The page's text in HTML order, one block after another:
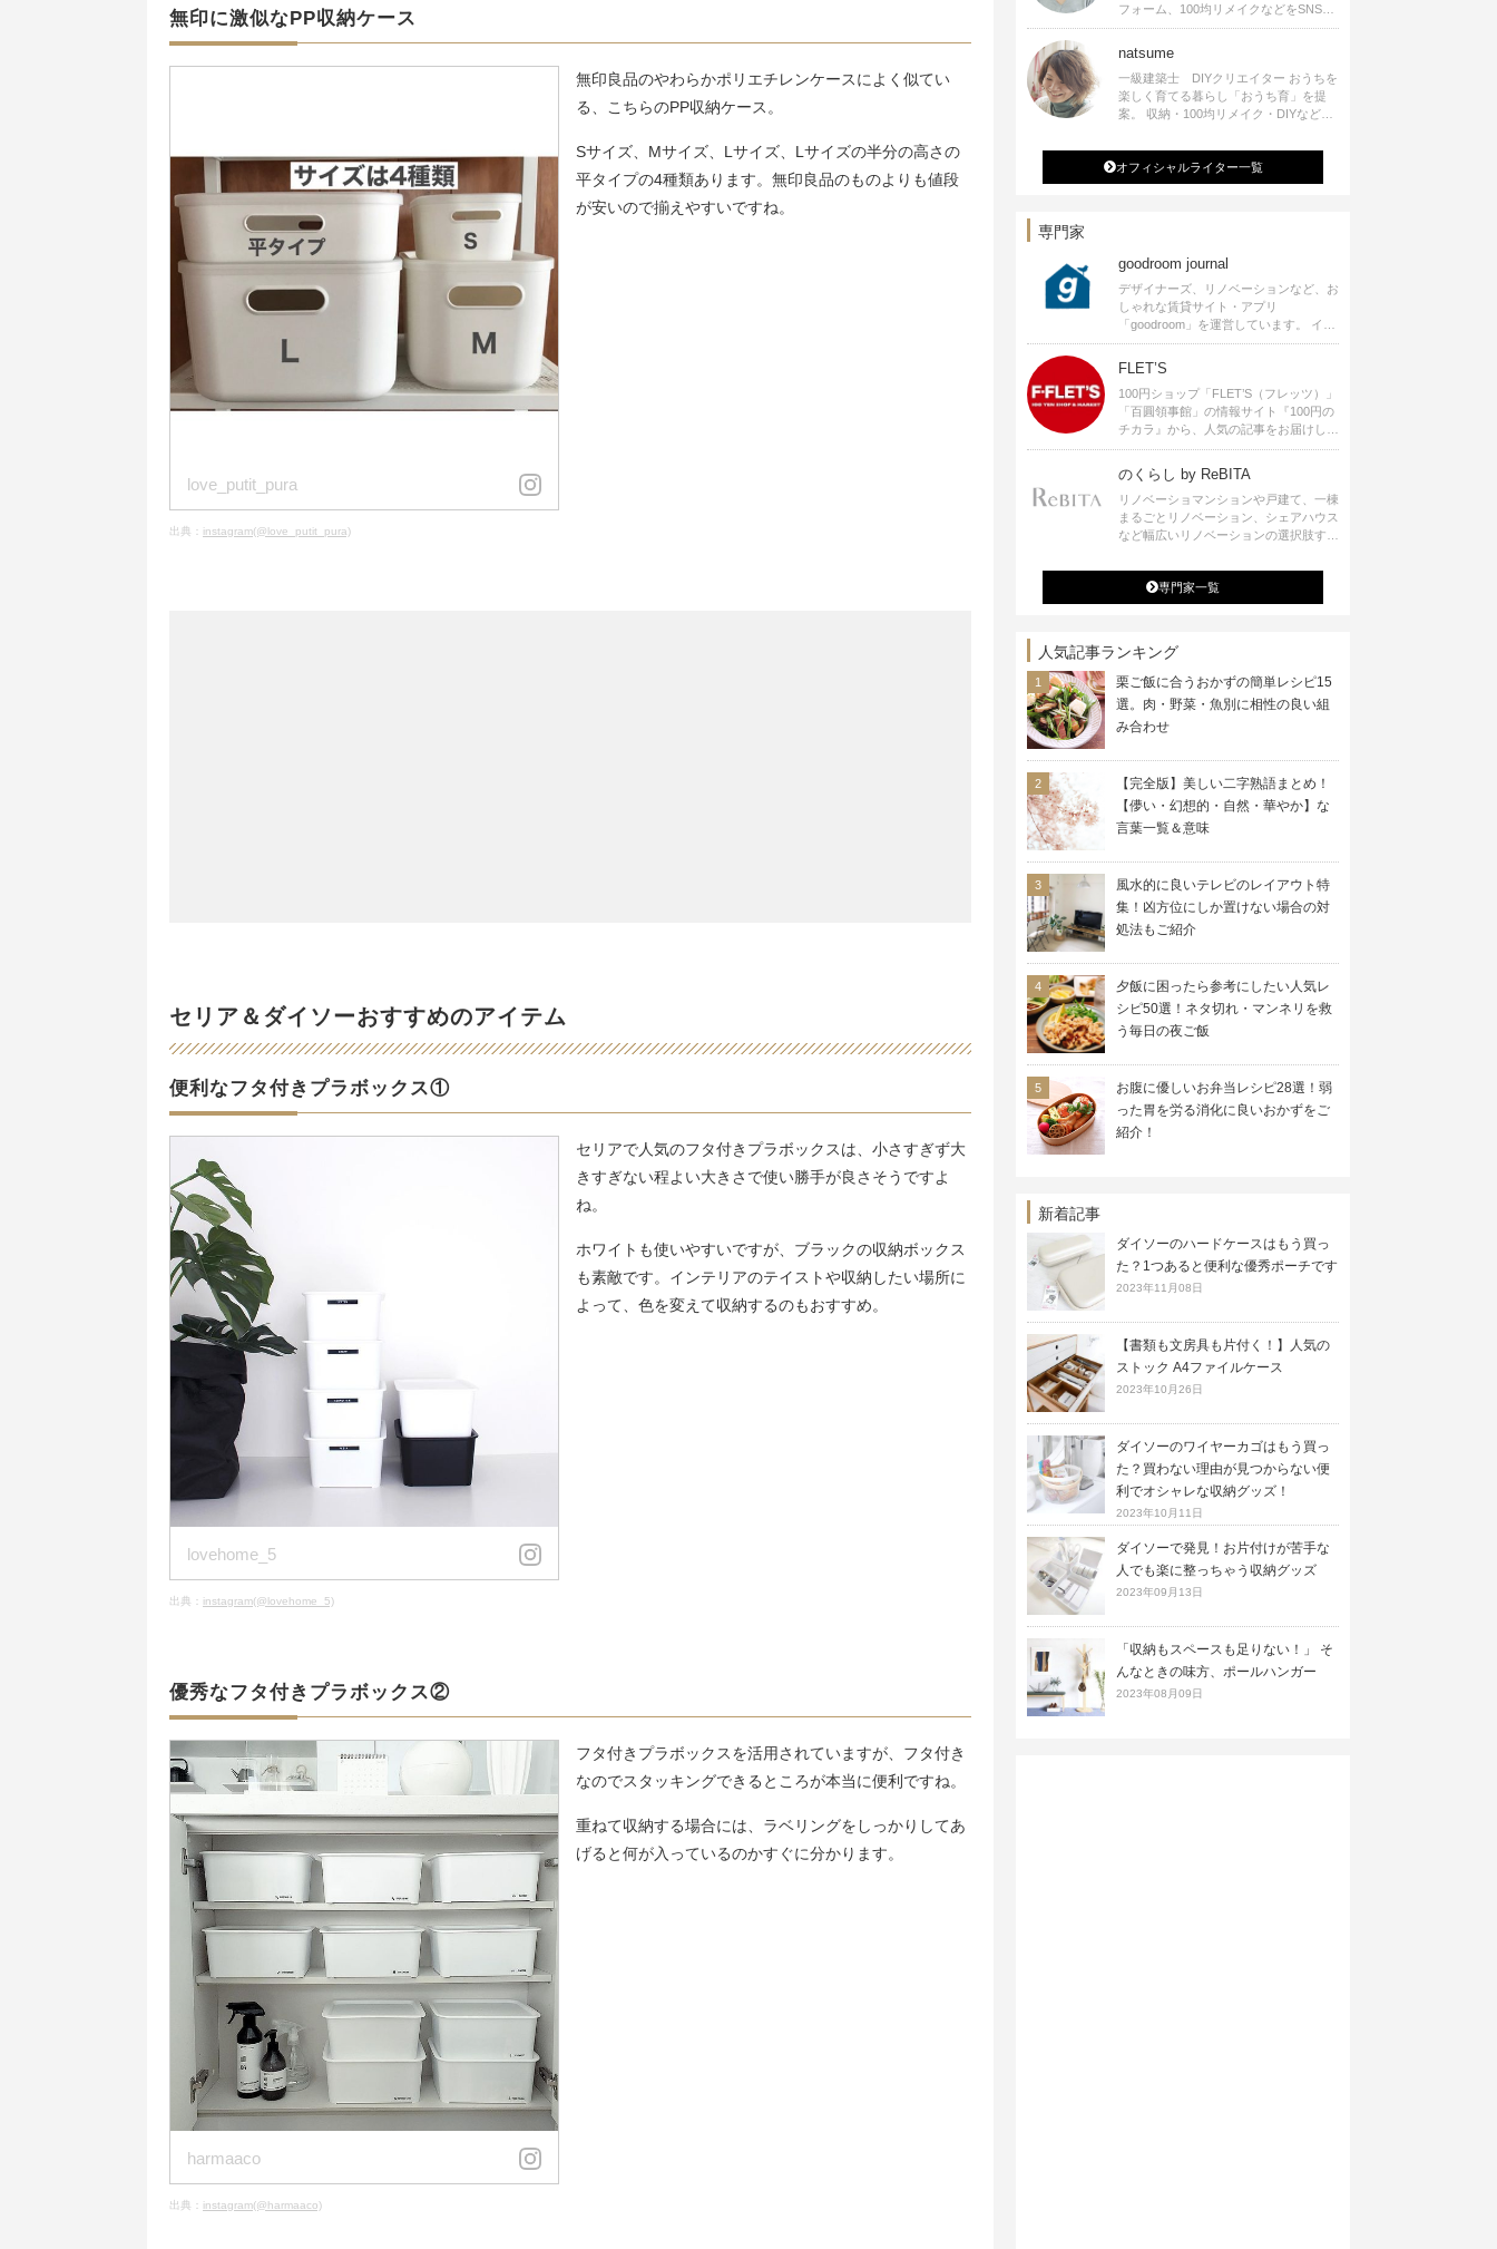
無印に激似なPP収納ケース
love_putit_pura
出典： instagram(@love_putit_pura)
無印良品のやわらかポリエチレンケースによく似てい
る、こちらのPP収納ケース。
Sサイズ、Mサイズ、Lサイズ、Lサイズの半分の高さの
平タイプの4種類あります。無印良品のものよりも値段
が安いので揃えやすいですね。
セリア＆ダイソーおすすめのアイテム
便利なフタ付きプラボックス①
lovehome_5
出典： instagram(@lovehome_5)
セリアで人気のフタ付きプラボックスは、小さすぎず大
きすぎない程よい大きさで使い勝手が良さそうですよ
ね。
ホワイトも使いやすいですが、ブラックの収納ボックス
も素敵です。インテリアのテイストや収納したい場所に
よって、色を変えて収納するのもおすすめ。
優秀なフタ付きプラボックス②
harmaaco
出典： instagram(@harmaaco)
フタ付きプラボックスを活用されていますが、フタ付き
なのでスタッキングできるところが本当に便利ですね。
重ねて収納する場合には、ラベリングをしっかりしてあ
げると何が入っているのかすぐに分かります。
フォーム、100均リメイクなどをSNSで
公開中。 収納やリメイク、インテリア
シピ提供、店舗プロデュース 2016年９
月に宝島社より【Rumiのおうち時間を
楽しむインテリア】を出版しました。
natsume
一級建築士 DIYクリエイター おうちを
楽しく育てる暮らし「おうち育」を提
案。 収納・100均リメイク・DIYなどお
発信中。 著書 なつめさんちの新しい
のになつかしいアンティークな部屋つく
り 雑誌掲載・TV出演・コラム執筆・
オフィシャルライター一覧
専門家
goodroom journal
デザイナーズ、リノベーションなど、お
しゃれな賃貸サイト・アプリ
「goodroom」を運営しています。 イン
テリアや、ひとり暮らし、ふたり暮らし
のアイディアなど、賃貸でも自分らしい
暮らしを楽しむためのヒントをお届けし
ます。
FLET’S
100円ショップ「FLET’S（フレッツ）」
「百圓領事館」の情報サイト『100円の
チカラ』から、人気の記事をお届けしま
す。
のくらし by ReBITA
リノベーショマンションや戸建て、一棟
まるごとリノベーション、シェアハウス
など幅広いリノベーションの選択肢すべ
ジ・シェアスペースなど、「住む」だけ
ではなく「働く」「遊ぶ」「学ぶ」「旅
する」といった領域でも、暮らしや生き
専門家一覧
人気記事ランキング
栗ご飯に合うおかずの簡単レシピ15
選。肉・野菜・魚別に相性の良い組
み合わせ
【完全版】美しい二字熟語まとめ！
【儚い・幻想的・自然・華やか】な
言葉一覧＆意味
風水的に良いテレビのレイアウト特
集！凶方位にしか置けない場合の対
処法もご紹介
夕飯に困ったら参考にしたい人気レ
シピ50選！ネタ切れ・マンネリを救
う毎日の夜ご飯
お腹に優しいお弁当レシピ28選！弱
った胃を労る消化に良いおかずをご
紹介！
新着記事
ダイソーのハードケースはもう買っ
た？1つあると便利な優秀ポーチです
2023年11月08日
【書類も文房具も片付く！】人気の
ストック A4ファイルケース
2023年10月26日
ダイソーのワイヤーカゴはもう買っ
た？買わない理由が見つからない便
利でオシャレな収納グッズ！
2023年10月11日
ダイソーで発見！お片付けが苦手な
人でも楽に整っちゃう収納グッズ
2023年09月13日
「収納もスペースも足りない！」 そ
んなときの味方、ポールハンガー
2023年08月09日